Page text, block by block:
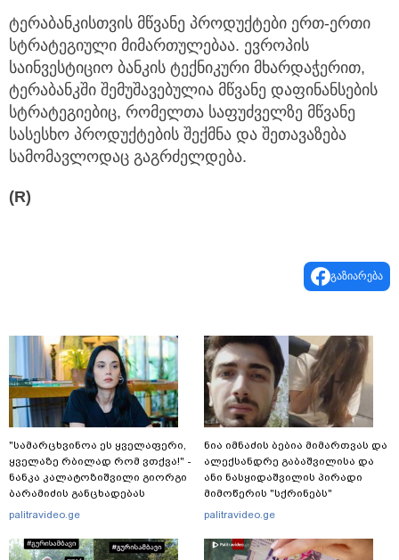
ტერაბანკისთვის მწვანე პროდუქტები ერთ-ერთი
სტრატეგიული მიმართულებაა. ევროპის
საინვესტიციო ბანკის ტექნიკური მხარდაჭერით,
ტერაბანკში შემუშავებულია მწვანე დაფინანსების
სტრატეგიებიც, რომელთა საფუძველზე მწვანე
სასესხო პროდუქტების შექმნა და შეთავაზება
სამომავლოდაც გაგრძელდება.
(R)
გაზიარება
"სა­მარ­ცხვი­ნოა ეს ყვე­ლა­ფე­რი,
ყვე­ლა­ზე რბი­ლად რომ ვთქვა!" -
ნანკა კალატოზიშვილი გიორგი
ბარამიძის განცხადებას
ეხმაურება
palitravideo.ge
ნია იმნაძის ბებია მიმართვას და
ალექსანდრე გაბაშვილისა და
ანი ნასყიდაშვილის პირადი
მიმოწერის "სქრინებს"
ავრცელებს
palitravideo.ge